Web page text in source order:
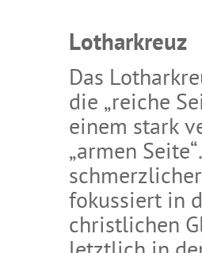
Lotharkreuz
Das
die „reiche
einem stark
„armen
fokussiert in
christlichen